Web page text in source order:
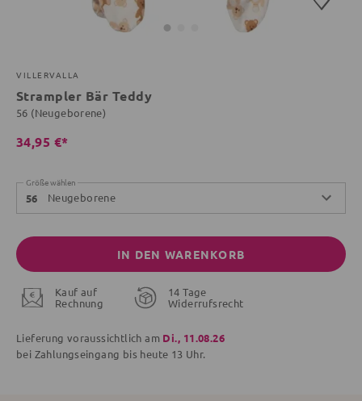
VILLERVALLA
Strampler Bär Teddy
56 (Neugeborene)
34,95 €*
Größe wählen
56 Neugeborene
IN DEN WARENKORB
Kauf auf
Rechnung
14 Tage
Widerrufsrecht
Lieferung voraussichtlich am Di., 11.08.26
bei Zahlungseingang bis heute 13 Uhr.